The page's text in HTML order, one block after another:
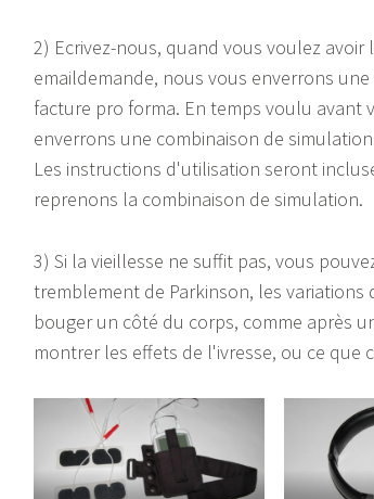
2) Ecrivez-nous, quand vous voulez
emaildemande, nous vous enverrons
facture pro forma. En temps voulu
enverrons une combinaison de
Les instructions d'utilisation seront
reprenons la combinaison de simulation.
3) Si la vieillesse ne suffit pas, vous
tremblement de Parkinson, les variations
bouger un côté du corps, comme après
montrer les effets de l'ivresse, ou ce que